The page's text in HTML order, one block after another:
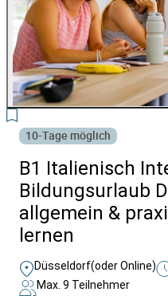
10-Tage möglich
B1 Italienisch
Bildungsurlaub
allgemein &
lernen
Düsseldorf(oder Online)
Max. 9 Teilnehmer